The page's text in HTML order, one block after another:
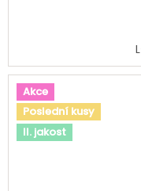
Akce
Poslední kusy
II. jakost